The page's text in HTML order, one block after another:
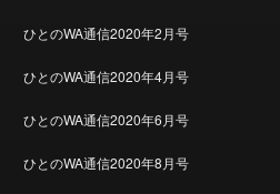
ひとのWA通信2020年2月号
ひとのWA通信2020年4月号
ひとのWA通信2020年6月号
ひとのWA通信2020年8月号